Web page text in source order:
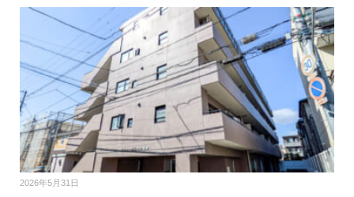
2026年5月31日